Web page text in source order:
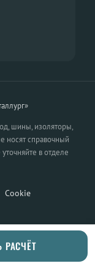
шины, изоляторы,
носят справочный
в отделе
Cookie
РАСЧЁТ